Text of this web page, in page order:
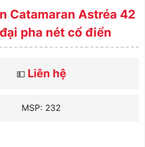
Catamaran Astréa 42
pha nét cổ điển
💵 Liên hệ
MSP: 232